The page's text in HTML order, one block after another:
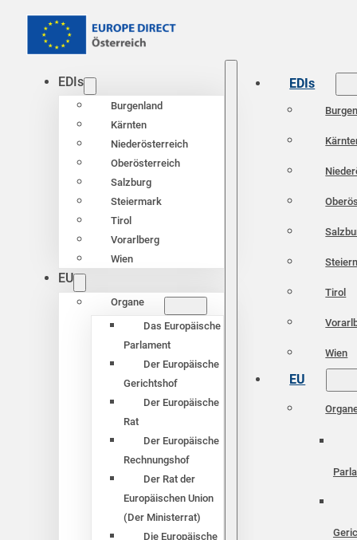
EDIs
Burgenland
Kärnten
Niederösterreich
Oberösterreich
Salzburg
Steiermark
Tirol
Vorarlberg
Wien
EU
Organe
Das Europäische
Parlament
Der Europäische
Gerichtshof
Der Europäische
Rat
Der Europäische
Rechnungshof
Der Rat der
Europäischen Union
(Der Ministerrat)
Die Europäische
EDIs
Tirol
Wien
EU